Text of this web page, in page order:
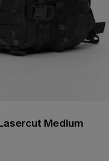
Medium
42,74